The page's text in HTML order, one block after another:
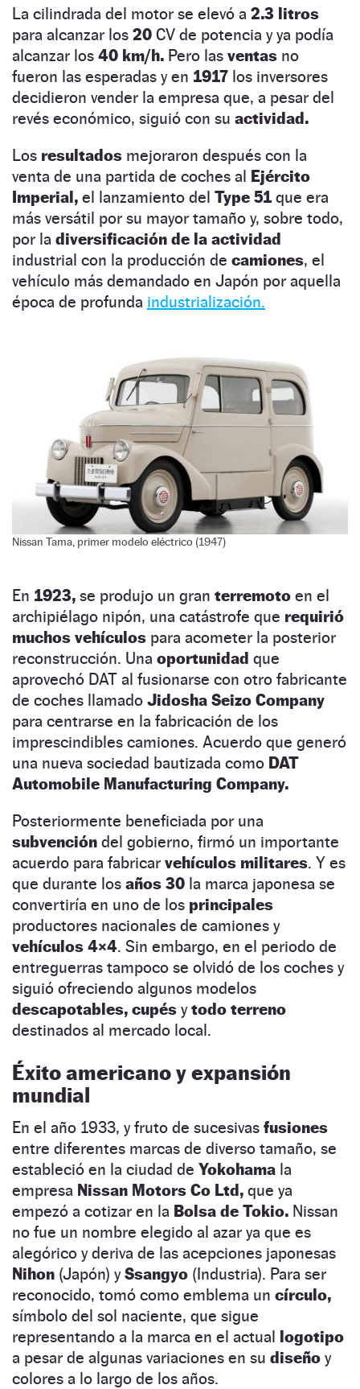
La cilindrada del motor se elevó a 2.3 litros
para alcanzar los 20 CV de potencia y ya podía
alcanzar los 40 km/h. Pero las ventas no
fueron las esperadas y en 1917 los inversores
decidieron vender la empresa que, a pesar del
revés económico, siguió con su actividad.
Los resultados mejoraron después con la
venta de una partida de coches al Ejército
Imperial, el lanzamiento del Type 51 que era
más versátil por su mayor tamaño y, sobre todo,
por la diversificación de la actividad
industrial con la producción de camiones, el
vehículo más demandado en Japón por aquella
época de profunda industrialización.
Nissan Tama, primer modelo eléctrico (1947)
En 1923, se produjo un gran terremoto en el
archipiélago nipón, una catástrofe que requirió
muchos vehículos para acometer la posterior
reconstrucción. Una oportunidad que
aprovechó DAT al fusionarse con otro fabricante
de coches llamado Jidosha Seizo Company
para centrarse en la fabricación de los
imprescindibles camiones. Acuerdo que generó
una nueva sociedad bautizada como DAT
Automobile Manufacturing Company.
Posteriormente beneficiada por una
subvención del gobierno, firmó un importante
acuerdo para fabricar vehículos militares. Y es
que durante los años 30 la marca japonesa se
convertiría en uno de los principales
productores nacionales de camiones y
vehículos 4×4. Sin embargo, en el periodo de
entreguerras tampoco se olvidó de los coches y
siguió ofreciendo algunos modelos
descapotables, cupés ytodo terreno
destinados al mercado local.
Éxito americano y expansión
mundial
En el año 1933, y fruto de sucesivas fusiones
entre diferentes marcas de diverso tamaño, se
estableció en la ciudad de Yokohama la
empresa Nissan Motors Co Ltd, que ya
empezó a cotizar en la Bolsa de Tokio. Nissan
no fue un nombre elegido al azar ya que es
alegórico y deriva de las acepciones japonesas
Nihon (Japón) ySsangyo (Industria). Para ser
reconocido, tomó como emblema un círculo,
símbolo del sol naciente, que sigue
representando a la marca en el actual logotipo
a pesar de algunas variaciones en su diseño y
colores a lo largo de los años.